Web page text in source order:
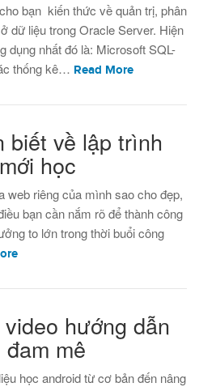
bạn kiến thức về quản trị, phân
dữ liệu trong Oracle Server. Hiện
dụng nhất đó là: Microsoft SQL-
thống kê… Read More
biết về lập trình
học
web riêng của mình sao cho đẹp,
bạn cần nắm rõ để thành công
to lớn trong thời buổi công
hướng dẫn
mê
học android từ cơ bản đến nâng